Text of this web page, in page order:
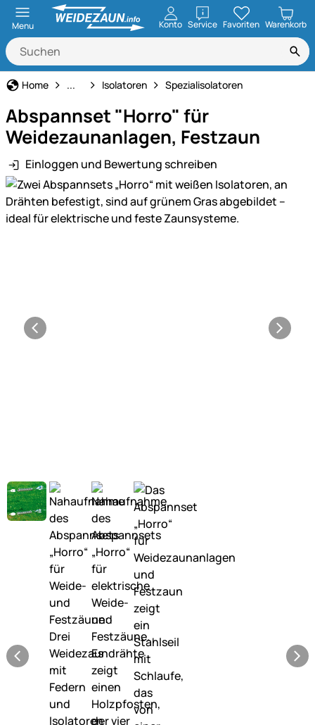
Menu Konto ServiceöffnenFavoriten Warenkorb
Home Weidezaun
... Isolatoren Spezialisolatoren
Abspannset "Horro" für
Weidezaunanlagen, Festzaun
Einloggen und Bewertung schreiben
Produktgalerie